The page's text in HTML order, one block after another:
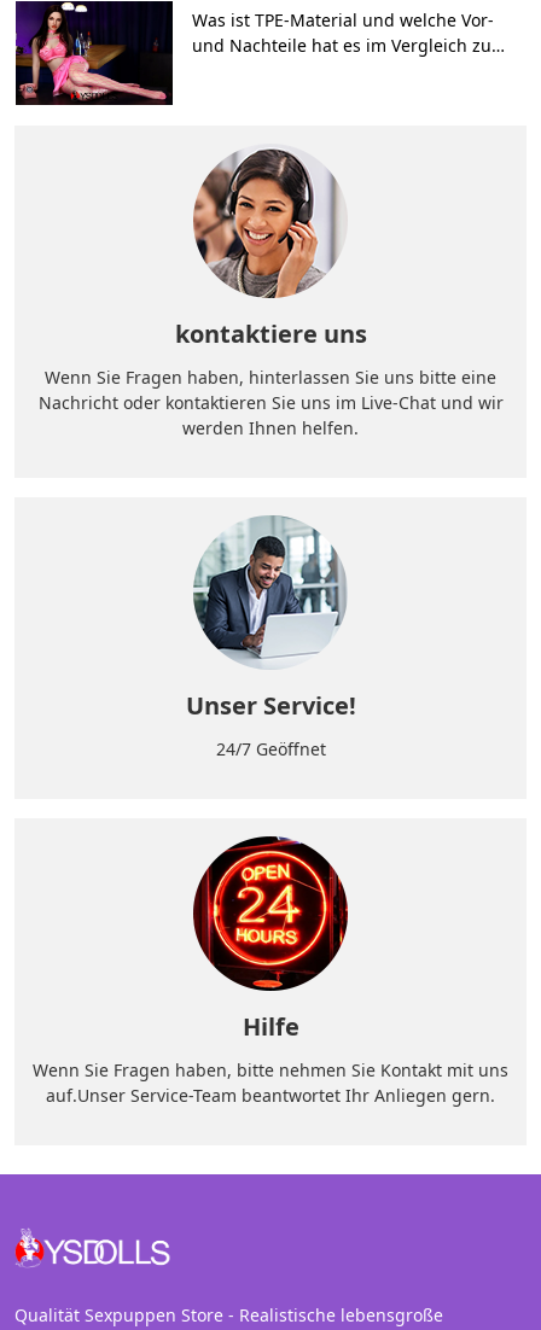
Was ist TPE-Material und welche Vor-
und Nachteile hat es im Vergleich zu
kontaktiere uns
Wenn Sie Fragen haben, hinterlassen Sie uns bitte eine
Nachricht oder kontaktieren Sie uns im Live-Chat und wir
werden Ihnen helfen.
Unser Service!
24/7 Geöffnet
Hilfe
Wenn Sie Fragen haben, bitte nehmen Sie Kontakt mit uns
auf.Unser Service-Team beantwortet Ihr Anliegen gern.
Qualität Sexpuppen Store - Realistische lebensgroße